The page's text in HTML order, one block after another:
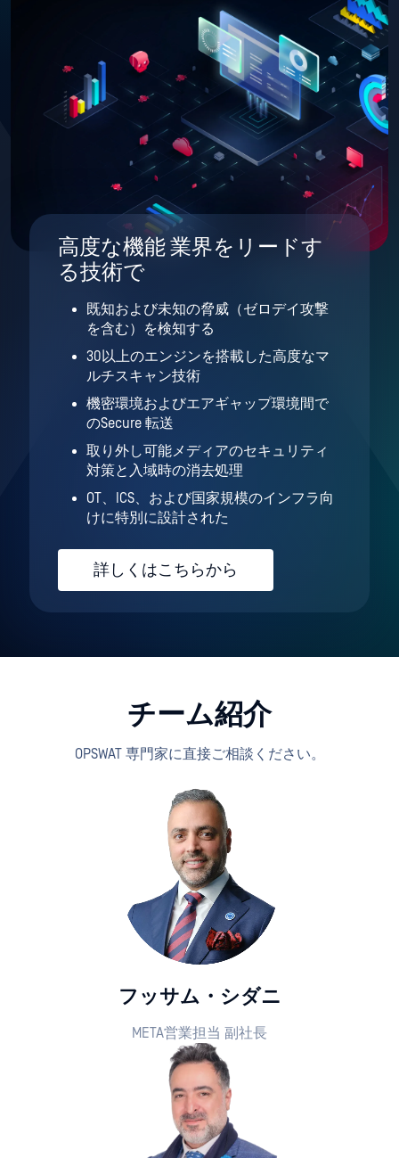
高度な機能 業界をリードす
る技術で
既知および未知の脅威（ゼロデイ攻撃
を含む）を検知する
30以上のエンジンを搭載した高度なマ
ルチスキャン技術
機密環境およびエアギャップ環境間で
のSecure 転送
取り外し可能メディアのセキュリティ
対策と入域時の消去処理
OT、ICS、および国家規模のインフラ向
けに特別に設計された
詳しくはこちらから
チーム紹介
OPSWAT 専門家に直接ご相談ください。
フッサム・シダニ
META営業担当 副社長